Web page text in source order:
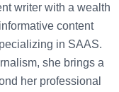
writer with a wealth
content
in SAAS.
she brings a
her professional